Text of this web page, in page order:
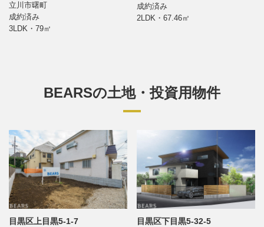
立川市曙町
成約済み
3LDK・79㎡
成約済み
2LDK・67.46㎡
BEARSの土地・投資用物件
目黒区上目黒5-1-7 目黒区下目黒5-32-5